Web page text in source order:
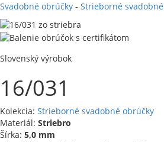
Svadobné obrúčky - Strieborné
Slovenský výrobok
16/031
Kolekcia: Strieborné svadobné obrúčky
Materiál: Striebro
Šírka: 5,0 mm